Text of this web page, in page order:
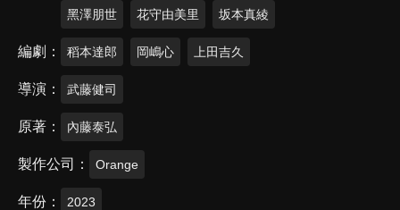
黑澤朋世 花守由美里 坂本真綾
編劇 稻本達郎 岡嶋心 上田吉久
導演 武藤健司
原著 內藤泰弘
製作公司 Orange
年份 2023